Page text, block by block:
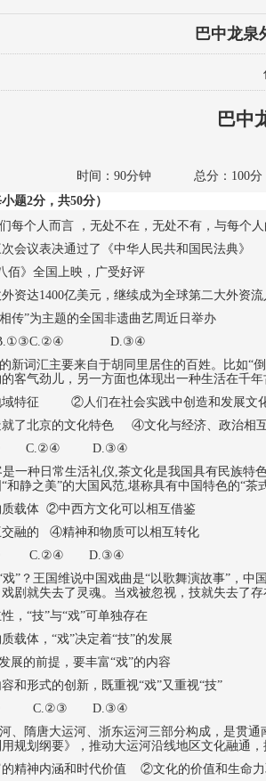
巴中龙泉
巴中
时间： 90分钟 总分：100分
题2分，共50分）
每个人而言 ，无处不在，无处不有，与每个
会议表决通过了《中华人民共和国民法典》
佰》全国上映，广受好评
资达1400亿美元，继续成为全球第二大外资流
传”为主题的全国非遗曲艺周近日举办
C.②④ D.③④
新词汇主要来自于胡同里居住的百姓。比如“
客气劲儿，另一方面也体现出一种生活在千
域特征 ②人们在社会实践中创造和发展文
了北京的文化特色 ④文化与经济、政治相
C.②④ D.③④
是一种日常生活礼仪,茶文化是我国具有民族特
和静之美”的大国风范,堪称具有中国特色的“茶
载体 ②中西方文化可以相互借鉴
融的 ④精神和物质可以相互转化
C.②④ D.③④
” ？ 王国维说中国戏曲是“以歌舞演故事”，中
剧就失去了灵魂。当戏被忽视，技就失去了
，“技”与“戏”可单独存在
载体，“戏”决定着“技”的发展
展的前提，要丰富“戏”的内容
和形式的创新，既重视“戏”又重视“技”
C.②③ D.③④
、隋唐大运河、浙东运河三部分构成，是贯
规划纲要》，推动大运河沿线地区文化融通
精神内涵和时代价值 ②文化的价值和生命力